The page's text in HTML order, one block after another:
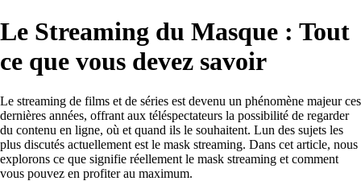
Le Streaming du Masque : Tout
ce que vous devez savoir
Le streaming de films et de séries est devenu un phénomène majeur ces
dernières années, offrant aux téléspectateurs la possibilité de regarder
du contenu en ligne, où et quand ils le souhaitent. Lun des sujets les
plus discutés actuellement est le mask streaming. Dans cet article, nous
explorons ce que signifie réellement le mask streaming et comment
vous pouvez en profiter au maximum.